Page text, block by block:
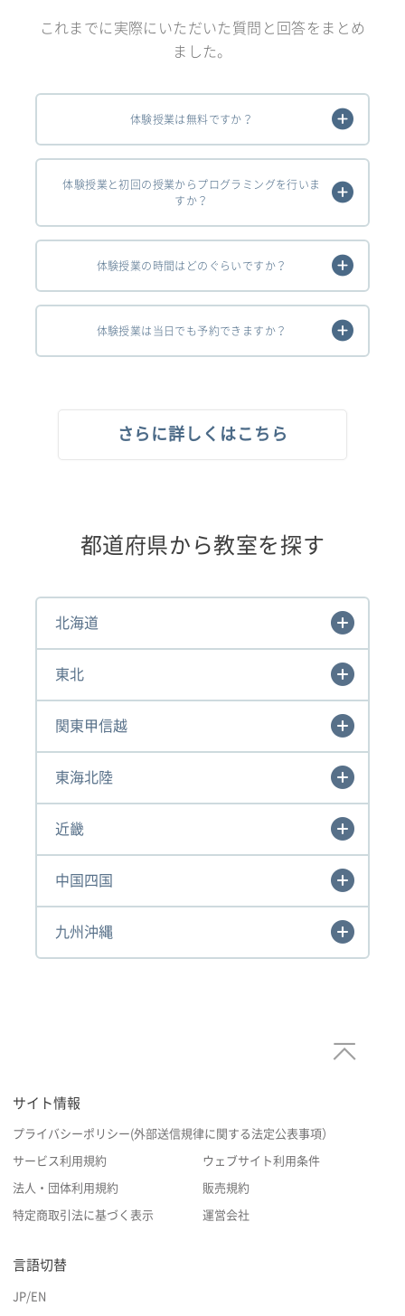
これまでに実際にいただいた質問と回答をまとめ
ました。
体験授業は無料ですか？
体験授業と初回の授業からプログラミングを行いま
すか？
体験授業の時間はどのぐらいですか？
体験授業は当日でも予約できますか？
さらに詳しくはこちら
都道府県から教室を探す
北海道
東北
関東甲信越
東海北陸
近畿
中国四国
九州沖縄
サイト情報
プライバシーポリシー(外部送信規律に関する法定公表事項）
サービス利用規約 ウェブサイト利用条件
法人・団体利用規約 販売規約
特定商取引法に基づく表示 運営会社
言語切替
JP/EN